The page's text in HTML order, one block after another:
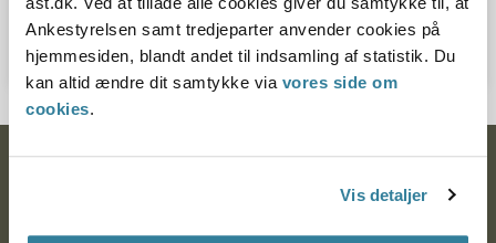
Ankestyrelsen samt tredjeparter anvender cookies på
hjemmesiden, blandt andet til indsamling af statistik. Du
kan altid ændre dit samtykke via vores side om
cookies.
Vis detaljer
Nævnets sager